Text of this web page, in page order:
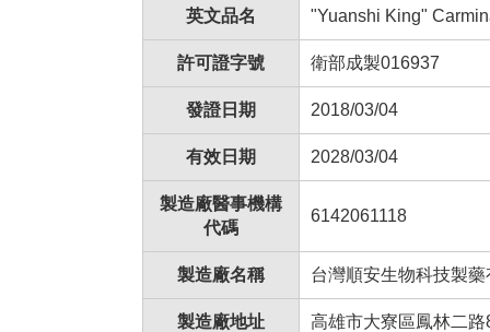
英文品名 "Yuanshi King"
許可證字號 衛部成製016937
發證日期 2018/03/04
有效日期 2028/03/04
製造廠醫事機構
代碼
6142061118
製造廠名稱 台灣順安生物科技製
製造廠地址 高雄市大寮區鳳林二路